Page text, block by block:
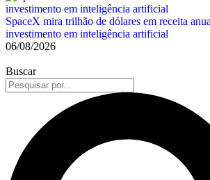
SpaceX mira trilhão de dólares em receita
investimento em inteligência artificial
06/08/2026
Buscar